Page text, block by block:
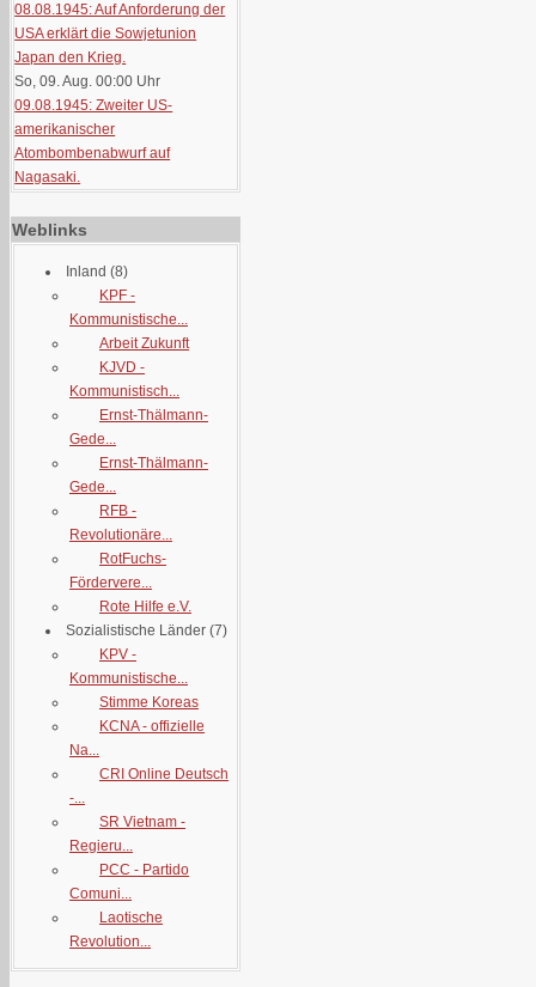
08.08.1945: Auf Anforderung der
USA erklärt die Sowjetunion
Japan den Krieg.
So, 09. Aug. 00:00 Uhr
09.08.1945: Zweiter US-
amerikanischer
Atombombenabwurf auf
Nagasaki.
Weblinks
Inland (8)
KPF -
Kommunistische...
Arbeit Zukunft
KJVD -
Kommunistisch...
Ernst-Thälmann-
Gede...
Ernst-Thälmann-
Gede...
RFB -
Revolutionäre...
RotFuchs-
Fördervere...
Rote Hilfe e.V.
Sozialistische Länder (7)
KPV -
Kommunistische...
Stimme Koreas
KCNA - offizielle
Na...
CRI Online Deutsch
-...
SR Vietnam -
Regieru...
PCC - Partido
Comuni...
Laotische
Revolution...